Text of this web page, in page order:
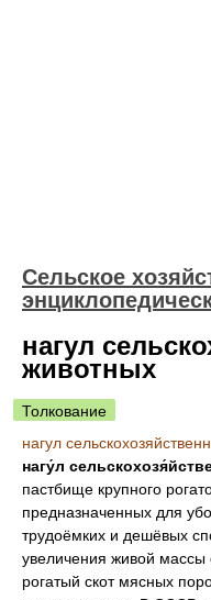
Сельское
нагул
животных
Толкование
нагул
нагу́л
пастбище крупного
предназначенных для
трудоёмких и дешёвых
увеличения живой массы
рогатый скот мясных